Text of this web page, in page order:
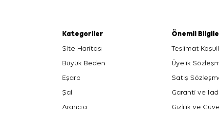
Kategoriler
Site Haritası
Büyük Beden
Eşarp
Şal
Arancia
Önemli
Teslimat
Üyelik
Satış
Garanti ve
Gizlilik ve